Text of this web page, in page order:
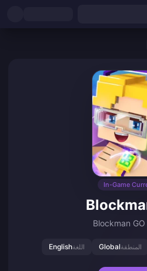
In-Game
Blockman
المنطقةGlobal اللغةEnglish